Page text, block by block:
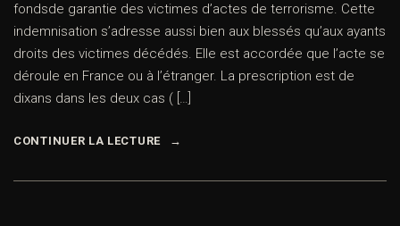
fondsde garantie des victimes d’actes de terrorisme. Cette
indemnisation s’adresse aussi bien aux blessés qu’aux ayants
droits des victimes décédés. Elle est accordée que l’acte se
déroule en France ou à l’étranger. La prescription est de
dixans dans les deux cas ( […]
CONTINUER LA LECTURE